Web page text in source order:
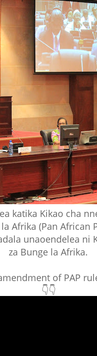
katika Kikao cha
Afrika (Pan African
unaoendelea ni
za Bunge la Afrika.
of PAP
👇👇